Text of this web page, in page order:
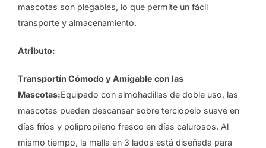
mascotas son plegables, lo que permite un fácil
transporte y almacenamiento.
Atributo:
Transportín Cómodo yAmigable con las
Mascotas:Equipado con almohadillas de doble uso, las
mascotas pueden descansar sobre terciopelo suave en
días fríos y polipropileno fresco en días calurosos. Al
mismo tiempo, la malla en 3 lados está diseñada para